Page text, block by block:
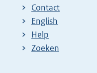
Contact
English
Help
Zoeken